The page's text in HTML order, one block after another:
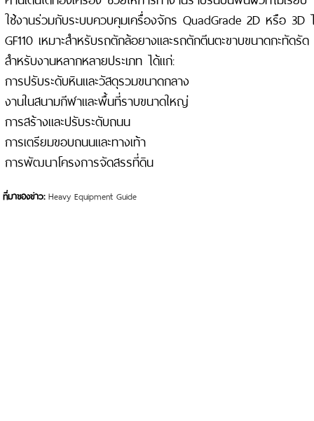
ใช้งานร่วมกับระบบควบคุมเครื่องจักร QuadGrade 2D หรือ 3D
GF110 เหมาะสำหรับรถตักล้อยางและรถตักตีนตะขาบขนาดกะทัดรั
สำหรับงานหลากหลายประเภท ได้แก่:
การปรับระดับหินและวัสดุรวมขนาดกลาง
งานในสนามกีฬาและพื้นที่ราบขนาดใหญ่
การสร้างและปรับระดับถนน
การเตรียมขอบถนนและทางเท้า
การพัฒนาโครงการจัดสรรที่ดิน
ที่มาของข่าว: Heavy Equipment Guide